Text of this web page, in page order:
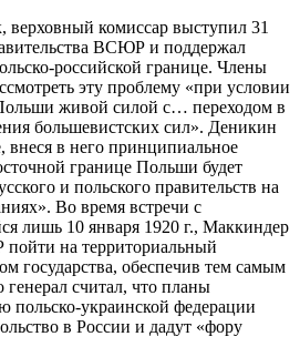
комиссар выступил 31
ВСЮР и поддержал
российской границе. Члены
эту проблему «при условии
живой силой с… переходом в
большевистских сил». Деникин
внеся в него принципиальное
границе Польши будет
и польского правительств на
Во время встречи с
лишь 10 января 1920 г., Маккиндер
на территориальный
государства, обеспечив тем самым
считал, что планы
польско-украинской федерации
в России и дадут «фору